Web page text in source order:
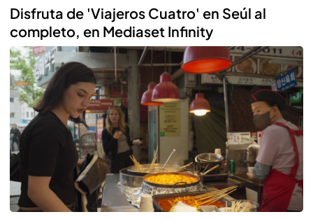
Disfruta de 'Viajeros Cuatro' en Seúl al
completo, en Mediaset Infinity